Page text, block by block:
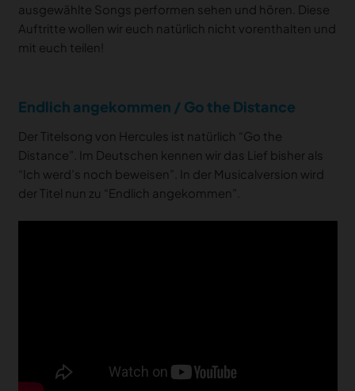
ausgewählte Songs performen sehen und hören. Diese
Auftritte wollen wir euch natürlich nicht vorenthalten und
mit euch teilen!
Endlich angekommen / Go the Distance
Der Titelsong von Hercules ist natürlich “Go the
Distance”. Im Deutschen kennen wir das Lief bisher als
“Ich werd’s noch beweisen”. In der Musicalversion wird
der Titel nun zu “Endlich angekommen”.